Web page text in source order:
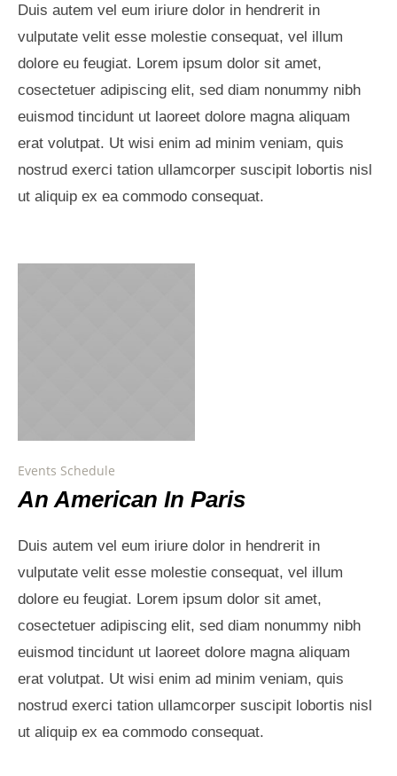
Duis autem vel eum iriure dolor in hendrerit in
vulputate velit esse molestie consequat, vel illum
dolore eu feugiat. Lorem ipsum dolor sit amet,
cosectetuer adipiscing elit, sed diam nonummy nibh
euismod tincidunt ut laoreet dolore magna aliquam
erat volutpat. Ut wisi enim ad minim veniam, quis
nostrud exerci tation ullamcorper suscipit lobortis nisl
ut aliquip ex ea commodo consequat.
Events Schedule
An American In Paris
Duis autem vel eum iriure dolor in hendrerit in
vulputate velit esse molestie consequat, vel illum
dolore eu feugiat. Lorem ipsum dolor sit amet,
cosectetuer adipiscing elit, sed diam nonummy nibh
euismod tincidunt ut laoreet dolore magna aliquam
erat volutpat. Ut wisi enim ad minim veniam, quis
nostrud exerci tation ullamcorper suscipit lobortis nisl
ut aliquip ex ea commodo consequat.